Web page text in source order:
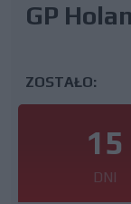
GP
ZOSTAŁO:
15
DNI